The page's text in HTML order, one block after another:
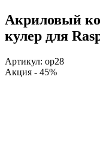
Акриловый
кулер для
Артикул: op28
Акция - 45%